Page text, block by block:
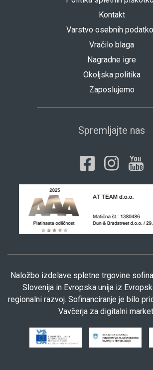
Kontakt
Varstvo osebnih
Vračilo blaga
Nagradne igre
Okoljska politika
Zaposlujemo
Spremljajte nas
Naložbo izdelave spletne trgovine
Slovenija in Evropska unija iz
regionalni razvoj. Sofinanciranje je bilo
Vavčerja za digitalni